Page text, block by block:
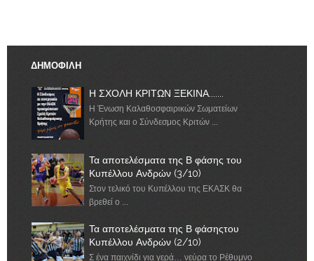
ΔΗΜΟΦΙΛΗ
Η ΣΧΟΛΗ ΚΡΙΤΩΝ ΞΕΚΙΝΑ.......
Η Ένωση Καλαθοσφαιρικών Σωματείων
Κρήτης και ο Σύνδεσμος Κριτών ...
Τα αποτελέσματα της Β φάσης του
Κυπέλλου Ανδρών (3/10)
Στον τελικό του Κυπέλλου της ΕΚΑΣΚ θα
βρεθεί ο ...
Τα αποτελέσματα της Β φάσηςτου
Κυπέλλου Ανδρών (2/10)
Σ ένα παιχνίδι για γερά… νεύρα το Ρέθυμνο